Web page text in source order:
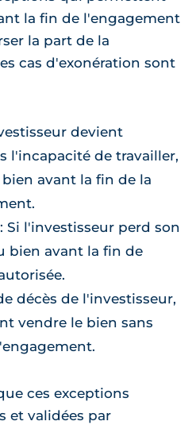
la fin de l'engagement
la part de la
cas d'exonération sont
devient
l'incapacité de travailler,
avant la fin de la
: Si l'investisseur perd son
bien avant la fin de
décès de l'investisseur,
vendre le bien sans
ces exceptions
et validées par